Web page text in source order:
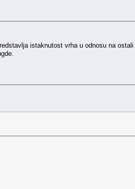
istaknutost vrha u odnosu na